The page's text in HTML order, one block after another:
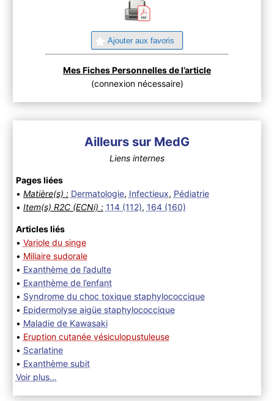
Ajouter aux favoris
Mes Fiches Personnelles de l’article
(connexion nécessaire)
Ailleurs sur MedG
Liens internes
Pages liées
• Matière(s) : Dermatologie, Infectieux, Pédiatrie
• Item(s) R2C (ECNi) : 114 (112), 164 (160)
Articles liés
• Variole du singe
• Miliaire sudorale
• Exanthème de l’adulte
• Exanthème de l’enfant
• Syndrome du choc toxique staphylococcique
• Epidermolyse aigüe staphylococcique
• Maladie de Kawasaki
• Eruption cutanée vésiculopustuleuse
• Scarlatine
• Exanthème subit
Voir plus…